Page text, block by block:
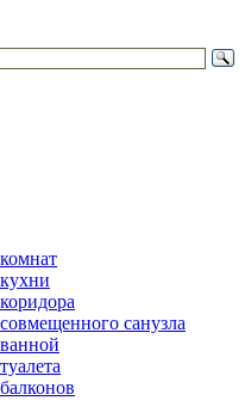
санузла